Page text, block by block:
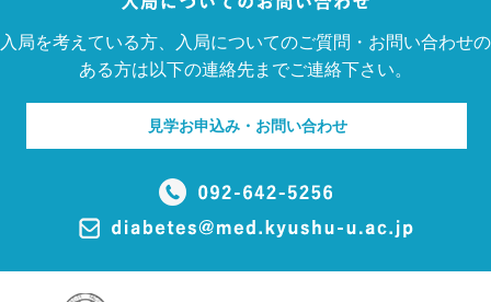
入局を考えている方、入局についてのご質問・お問い合わせの
ある方は以下の連絡先までご連絡下さい。
見学お申込み・お問い合わせ